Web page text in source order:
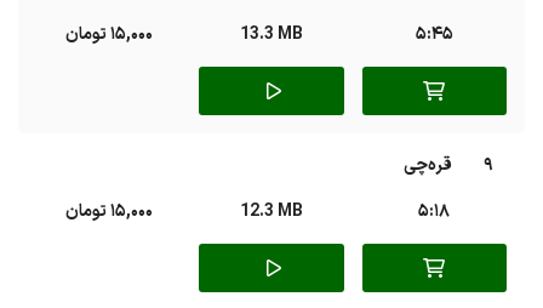
5:45
13.3 MB 15,000 تومان
9
قره‌چی
5:18
12.3 MB 15,000 تومان